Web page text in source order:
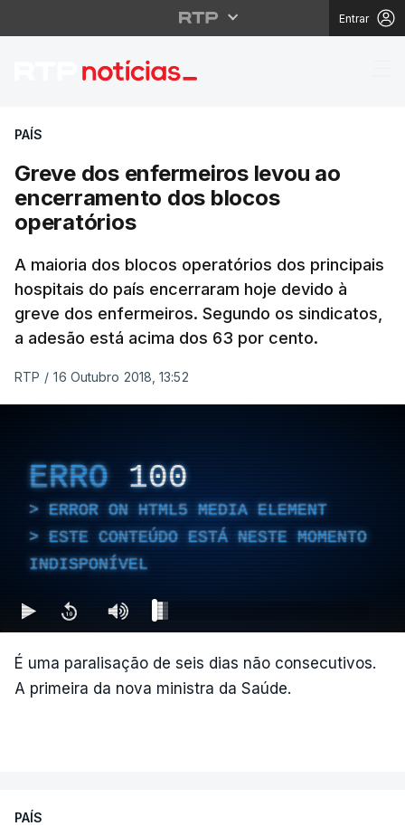
Entrar
Greve dos
PAÍS
Greve dos enfermeiros levou ao
encerramento dos blocos
operatórios
A maioria dos blocos operatórios dos principais
hospitais do país encerraram hoje devido à
greve dos enfermeiros. Segundo os sindicatos,
a adesão está acima dos 63 por cento.
RTP / 16 Outubro 2018, 13:52
ERRO 100
ERROR ON HTML5 MEDIA ELEMENT
ESTE CONTEÚDO ESTÁ NESTE MOMENTO
INDISPONÍVEL
É uma paralisação de seis dias não consecutivos.
A primeira da nova ministra da Saúde.
PAÍS